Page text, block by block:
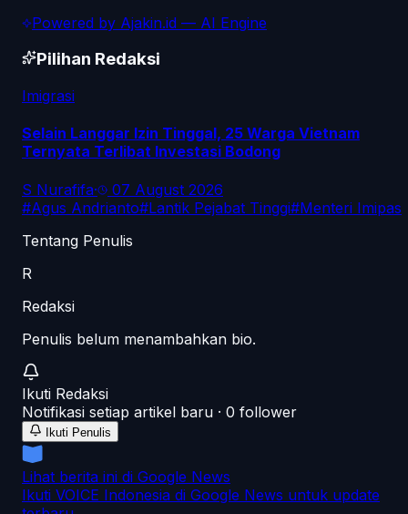
Powered by Ajakin.id — AI Engine
Pilihan Redaksi
Imigrasi
Selain Langgar Izin Tinggal, 25 Warga Vietnam
Ternyata Terlibat Investasi Bodong
S Nurafifa·
07 August 2026
#Agus Andrianto#Lantik Pejabat Tinggi#Menteri Imipas
Tentang Penulis
R
Redaksi
Penulis belum menambahkan bio.
Ikuti Redaksi
Notifikasi setiap artikel baru · 0 follower
Ikuti Penulis
Lihat berita ini di Google News
Ikuti VOICE Indonesia di Google News untuk update